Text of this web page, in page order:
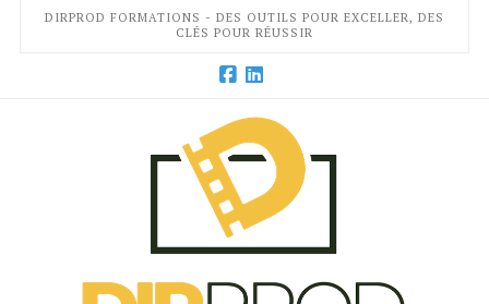
DIRPROD FORMATIONS - DES OUTILS POUR EXCELLER, DES
CLÉS POUR RÉUSSIR